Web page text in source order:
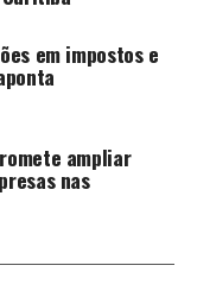
em impostos e
ampliar
nas